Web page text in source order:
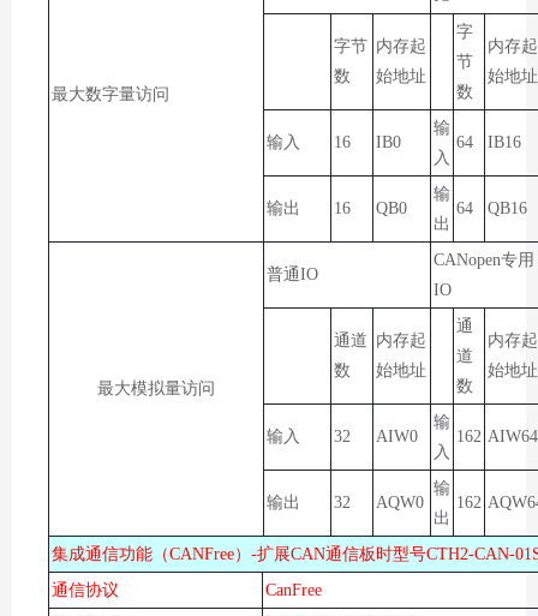
最大数字量访问
字节
数
内存起
始地址
字
节
数
内存起
始地址
输入 16 IB0
输
入
64 IB16
输出 16 QB0
输
出
64 QB16
最大模拟量访问
普通IO
CANopen专用
IO
通道
数
内存起
始地址
通
道
数
内存起
始地址
输入 32 AIW0
输
入
162 AIW64
输出 32 AQW0
输
出
162
集成通信功能（CANFree）-扩展CAN通信板时型号CTH2-CAN-
通信协议
CanFree